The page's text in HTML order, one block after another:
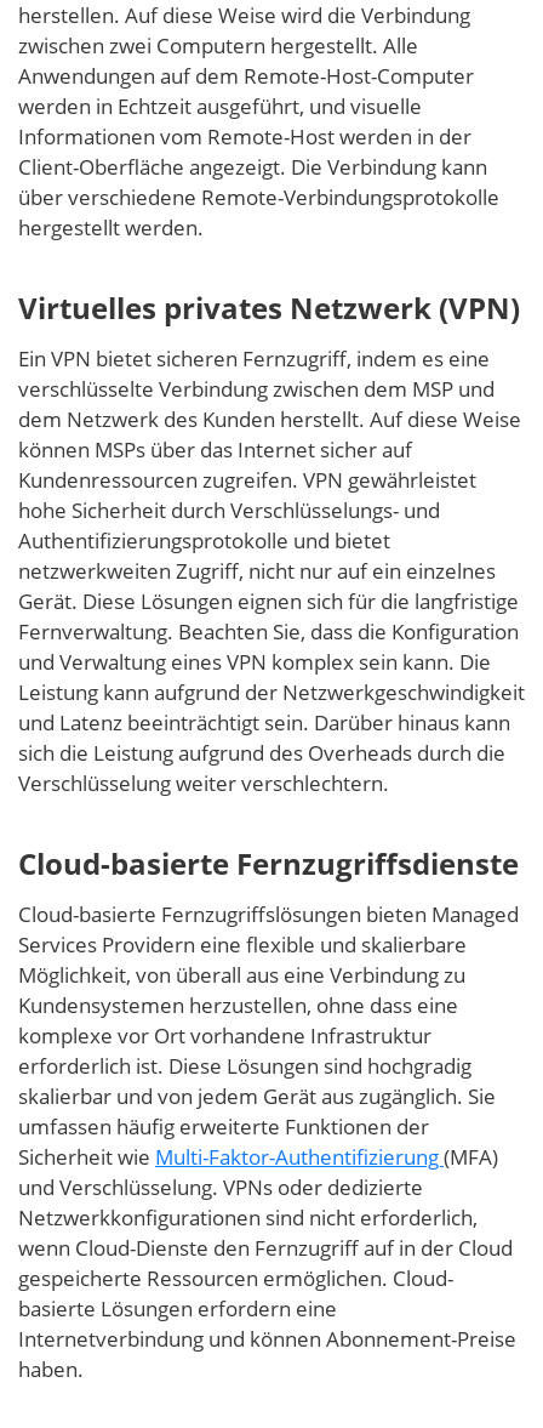
herstellen. Auf diese Weise wird die Verbindung
zwischen zwei Computern hergestellt. Alle
Anwendungen auf dem Remote-Host-Computer
werden in Echtzeit ausgeführt, und visuelle
Informationen vom Remote-Host werden in der
Client-Oberfläche angezeigt. Die Verbindung kann
über verschiedene Remote-Verbindungsprotokolle
hergestellt werden.
Virtuelles privates Netzwerk (VPN)
Ein VPN bietet sicheren Fernzugriff, indem es eine
verschlüsselte Verbindung zwischen dem MSP und
dem Netzwerk des Kunden herstellt. Auf diese Weise
können MSPs über das Internet sicher auf
Kundenressourcen zugreifen. VPN gewährleistet
hohe Sicherheit durch Verschlüsselungs- und
Authentifizierungsprotokolle und bietet
netzwerkweiten Zugriff, nicht nur auf ein einzelnes
Gerät. Diese Lösungen eignen sich für die langfristige
Fernverwaltung. Beachten Sie, dass die Konfiguration
und Verwaltung eines VPN komplex sein kann. Die
Leistung kann aufgrund der Netzwerkgeschwindigkeit
und Latenz beeinträchtigt sein. Darüber hinaus kann
sich die Leistung aufgrund des Overheads durch die
Verschlüsselung weiter verschlechtern.
Cloud-basierte Fernzugriffsdienste
Cloud-basierte Fernzugriffslösungen bieten Managed
Services Providern eine flexible und skalierbare
Möglichkeit, von überall aus eine Verbindung zu
Kundensystemen herzustellen, ohne dass eine
komplexe vor Ort vorhandene Infrastruktur
erforderlich ist. Diese Lösungen sind hochgradig
skalierbar und von jedem Gerät aus zugänglich. Sie
umfassen häufig erweiterte Funktionen der
Sicherheit wie Multi-Faktor-Authentifizierung(MFA)
und Verschlüsselung. VPNs oder dedizierte
Netzwerkkonfigurationen sind nicht erforderlich,
wenn Cloud-Dienste den Fernzugriff auf in der Cloud
gespeicherte Ressourcen ermöglichen. Cloud-
basierte Lösungen erfordern eine
Internetverbindung und können Abonnement-Preise
haben.